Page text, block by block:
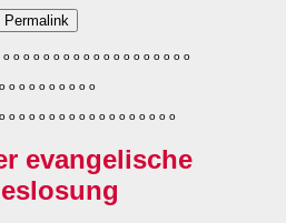
Permalink
o o o o o o o o o o o o o o o o o o o
o o o o o o o o o o
o o o o o o o o o o o o o o o o o o
evangelische